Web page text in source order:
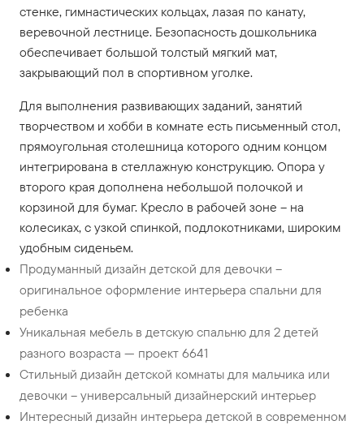
стенке, гимнастических кольцах, лазая по канату,
веревочной лестнице. Безопасность дошкольника
обеспечивает большой толстый мягкий мат,
закрывающий пол в спортивном уголке.
Для выполнения развивающих заданий, занятий
творчеством и хобби в комнате есть письменный стол,
прямоугольная столешница которого одним концом
интегрирована в стеллажную конструкцию. Опора у
второго края дополнена небольшой полочкой и
корзиной для бумаг. Кресло в рабочей зоне – на
колесиках, с узкой спинкой, подлокотниками, широким
удобным сиденьем.
Продуманный дизайн детской для девочки –
оригинальное оформление интерьера спальни для
ребенка
Уникальная мебель в детскую спальню для 2 детей
разного возраста — проект 6641
Стильный дизайн детской комнаты для мальчика или
девочки – универсальный дизайнерский интерьер
Интересный дизайн интерьера детской в современном